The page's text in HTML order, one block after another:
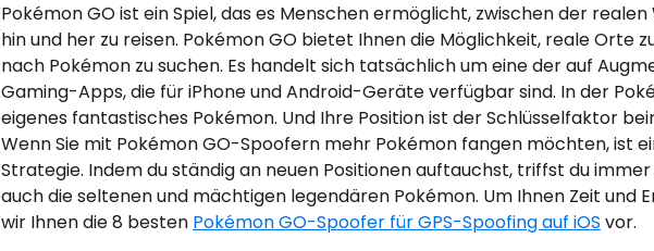
Pokémon GO ist ein Spiel, das es Menschen ermöglicht, zwischen der
hin und her zu reisen. Pokémon GO bietet Ihnen die Möglichkeit, reale Orte
nach Pokémon zu suchen. Es handelt sich tatsächlich um eine der auf
Gaming-Apps, die für iPhone und Android-Geräte verfügbar sind. In der
eigenes fantastisches Pokémon. Und Ihre Position ist der Schlüsselfaktor
Wenn Sie mit Pokémon GO-Spoofern mehr Pokémon fangen möchten, ist
Strategie. Indem du ständig an neuen Positionen auftauchst, triffst du
auch die seltenen und mächtigen legendären Pokémon. Um Ihnen Zeit und
wir Ihnen die 8 besten Pokémon GO-Spoofer für GPS-Spoofing auf iOS vor.